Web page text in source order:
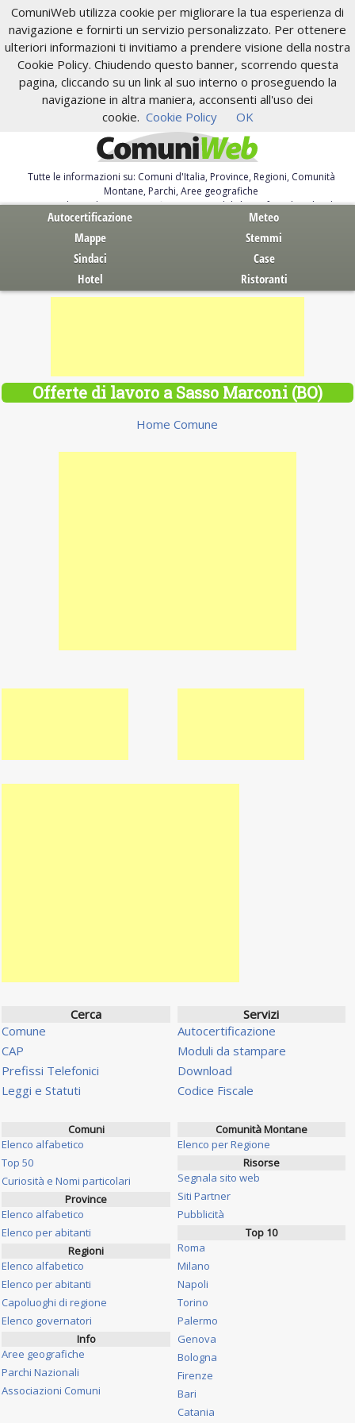
ComuniWeb utilizza cookie per migliorare la tua esperienza di
navigazione e fornirti un servizio personalizzato. Per ottenere
ulteriori informazioni ti invitiamo a prendere visione della nostra
Cookie Policy. Chiudendo questo banner, scorrendo questa
pagina, cliccando su un link al suo interno o proseguendo la
navigazione in altra maniera, acconsenti all'uso dei
cookie. Cookie Policy OK
Tutte le informazioni su: Comuni d'Italia, Province, Regioni, Comunità
Montane, Parchi, Aree geografiche
Servizi al Cittadino. Autocertificazione, moduli, leggi, free download
Autocertificazione
Meteo
Mappe
Stemmi
Sindaci
Case
Hotel
Ristoranti
Offerte di lavoro a Sasso Marconi (BO)
Home Comune
Cerca
Comune
CAP
Prefissi Telefonici
Leggi e Statuti
Servizi
Autocertificazione
Moduli da stampare
Download
Codice Fiscale
Comuni
Elenco alfabetico
Top 50
Curiosità e Nomi particolari
Province
Elenco alfabetico
Elenco per abitanti
Regioni
Elenco alfabetico
Elenco per abitanti
Capoluoghi di regione
Elenco governatori
Info
Aree geografiche
Parchi Nazionali
Associazioni Comuni
Comunità Montane
Elenco per Regione
Risorse
Segnala sito web
Siti Partner
Pubblicità
Top 10
Roma
Milano
Napoli
Torino
Palermo
Genova
Bologna
Firenze
Bari
Catania